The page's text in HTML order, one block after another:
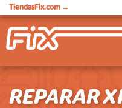
TiendasFix.com →
REPARAR